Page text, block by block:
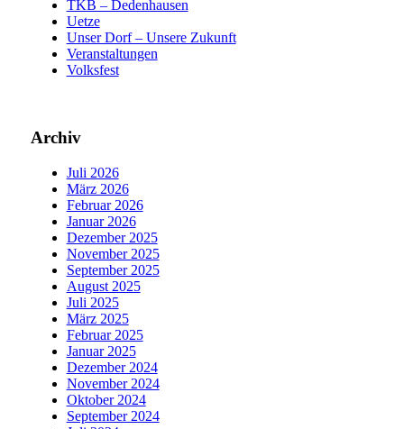
TKB – Dedenhausen
Uetze
Unser Dorf – Unsere Zukunft
Veranstaltungen
Volksfest
Archiv
Juli 2026
März 2026
Februar 2026
Januar 2026
Dezember 2025
November 2025
September 2025
August 2025
Juli 2025
März 2025
Februar 2025
Januar 2025
Dezember 2024
November 2024
Oktober 2024
September 2024